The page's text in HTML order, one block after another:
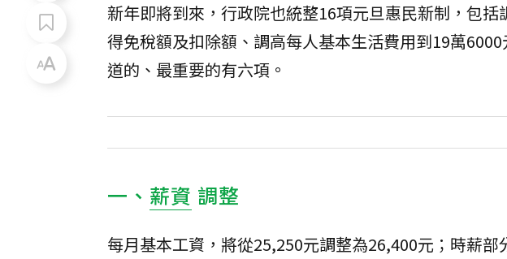
新年即將到來，行政院也統整16項元旦惠民新制，包
得免稅額及扣除額、調高每人基本生活費用到19萬
道的、最重要的有六項。
一、 薪資 調整
每月基本工資，將從25,250元調整為26,400元；時薪